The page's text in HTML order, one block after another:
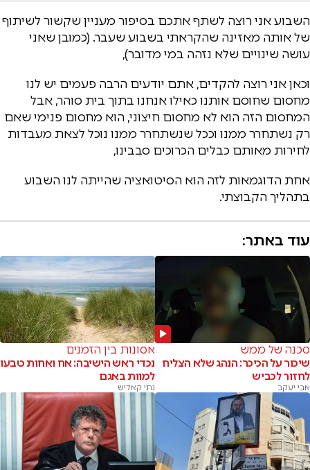
השבוע אני רוצה לשתף אתכם בסיפור מעניין שקשור לשיתוף
של אותה מאזינה שהקראתי בשבוע שעבר. (כמובן שאני
עושה שינויים שלא נזהה במי מדובר),
וכאן אני רוצה להקדים, אתם יודעים הרבה פעמים יש לנו
מחסום שחוסם אותנו כאילו אנחנו בתוך בית סוהר, אבל
המחסום הזה הוא לא מחסום חיצוני, הוא מחסום פנימי שאם
רק נשתחרר ממנו וככל שנשתחרר ממנו נוכל לצאת מעבדות
לחירות מאותם כבלים הכרוכים סבבינו,
אחת הדוגמאות לזה הוא הסיטואציה שהייתה לנו השבוע
בתהליך הקבוצתי.
עוד באתר:
סכנה של ממש
שיכור על הכיכר: הנהג שלא הצליח
לחזור לכביש
אבי יעקב
אסונות בין הזמנים
נכדי ראש הישיבה: אח ואחות טבעו
למוות באגם
נתי קאליש